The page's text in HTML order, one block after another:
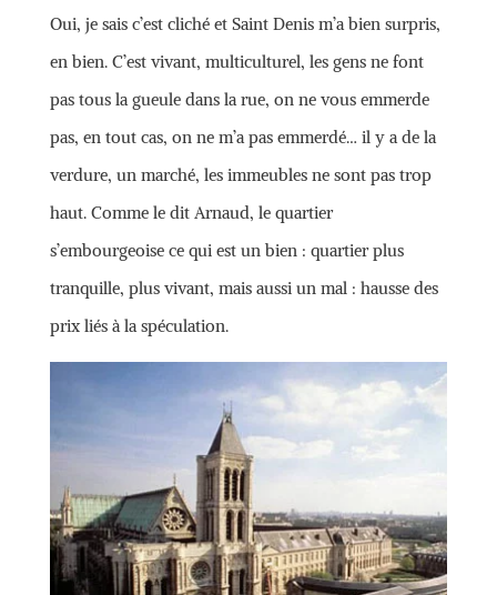
Oui, je sais c’est cliché et Saint Denis m’a bien surpris,
en bien. C’est vivant, multiculturel, les gens ne font
pas tous la gueule dans la rue, on ne vous emmerde
pas, en tout cas, on ne m’a pas emmerdé… il y a de la
verdure, un marché, les immeubles ne sont pas trop
haut. Comme le dit Arnaud, le quartier
s’embourgeoise ce qui est un bien : quartier plus
tranquille, plus vivant, mais aussi un mal : hausse des
prix liés à la spéculation.